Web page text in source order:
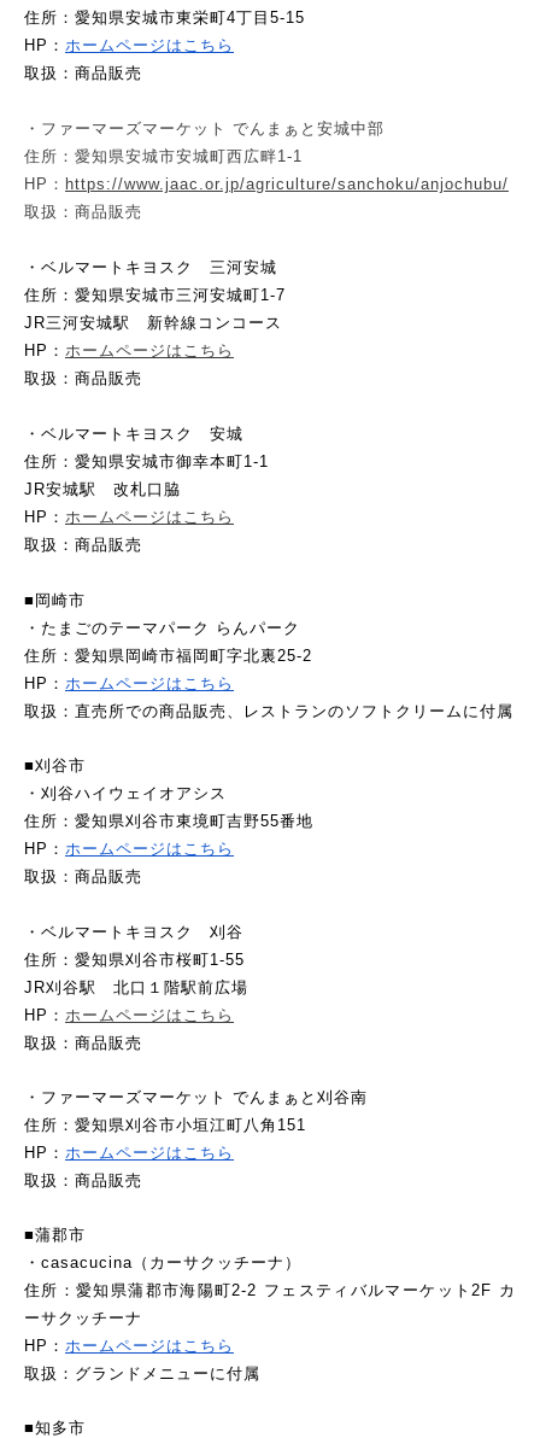
住所：愛知県安城市東栄町4丁目5-15
HP： ホームページはこちら
取扱：商品販売
・ファーマーズマーケット でんまぁと安城中部
住所：愛知県安城市安城町西広畔1-1
HP： https://www.jaac.or.jp/agriculture/sanchoku/anjochubu/
取扱：商品販売
・ベルマートキヨスク　三河安城
住所：愛知県安城市三河安城町1-7
JR三河安城駅　新幹線コンコース
HP： ホームページはこちら
取扱：商品販売
・ベルマートキヨスク　安城
住所：愛知県安城市御幸本町1-1
JR安城駅　改札口脇
HP： ホームページはこちら
取扱：商品販売
■岡崎市
・たまごのテーマパーク らんパーク
住所：愛知県岡崎市福岡町字北裏25-2
HP： ホームページはこちら
取扱：直売所での商品販売、レストランのソフトクリームに付属
■刈谷市
・刈谷ハイウェイオアシス
住所：愛知県刈谷市東境町吉野55番地
HP： ホームページはこちら
取扱：商品販売
・ベルマートキヨスク　刈谷
住所：愛知県刈谷市桜町1-55
JR刈谷駅　北口１階駅前広場
HP： ホームページはこちら
取扱：商品販売
・ファーマーズマーケット でんまぁと刈谷南
住所：愛知県刈谷市小垣江町八角151
HP： ホームページはこちら
取扱：商品販売
■蒲郡市
・casacucina（カーサクッチーナ）
住所：愛知県蒲郡市海陽町2-2 フェスティバルマーケット2F カ
ーサクッチーナ
HP： ホームページはこちら
取扱：グランドメニューに付属
■知多市